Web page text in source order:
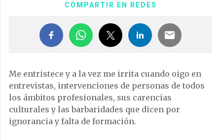
COMPARTIR EN REDES
Me entristece y a la vez me irrita cuando oigo en
entrevistas, intervenciones de personas de todos
los ámbitos profesionales, sus carencias
culturales y las barbaridades que dicen por
ignorancia y falta de formación.